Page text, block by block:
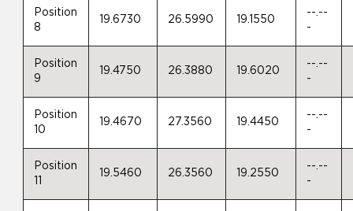
Position
8
19.6730 26.5990 19.1550
--.--
-
Position
9
19.4750 26.3880 19.6020
--.--
-
Position
10
19.4670 27.3560 19.4450
--.--
-
Position
19.5460 26.3560 19.2550
--.--
-